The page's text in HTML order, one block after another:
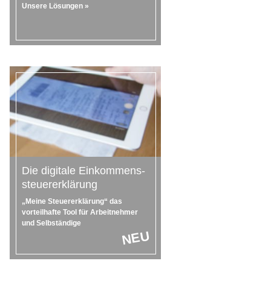
Unsere Lösungen »
Die digitale Einkommens-
steuererklärung
„Meine Steuererklärung“ das
vorteilhafte Tool für Arbeitnehmer
und Selbständige
NEU